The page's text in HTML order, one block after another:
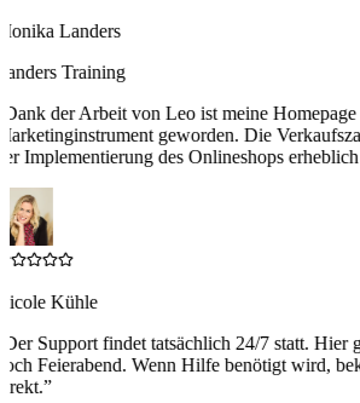
Landers
Training
Dank der Arbeit von Leo ist meine
geworden. Die
Implementierung des Onlineshops erheblich
Kühle
Der Support findet tatsächlich 24/7 statt. Hier
Feierabend. Wenn Hilfe benötigt wird,
”